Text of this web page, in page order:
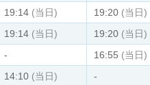
19:14 (当日) 19:20 (当日)
19:14 (当日) 19:20 (当日)
- 16:55 (当日)
14:10 (当日) -